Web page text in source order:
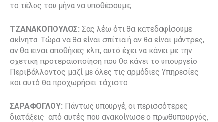
το τέλος του μήνα να υποθέσουμε;
ΤΖΑΝΑΚΟΠΟΥΛΟΣ: Σας λέω ότι θα κατεδαφίσουμε
ακίνητα. Τώρα να θα είναι σπίτια ή αν θα είναι μάντρες,
αν θα είναι αποθήκες κλπ, αυτό έχει να κάνει με την
σχετική προτεραιοποίηση που θα κάνει το υπουργείο
Περιβάλλοντος μαζί με όλες τις αρμόδιες Υπηρεσίες
και αυτό θα προχωρήσει τάχιστα.
ΣΑΡΑΦΟΓΛΟΥ: Πάντως υπουργέ, οι περισσότερες
διατάξεις από αυτές που ανακοίνωσε ο πρωθυπουργός,